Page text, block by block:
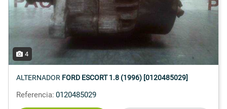
4
ALTERNADOR FORD ESCORT 1.8 (1996) [0120485029]
Referencia: 0120485029